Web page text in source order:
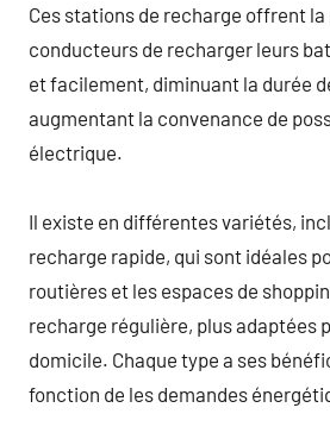
Ces stations de recharge offrent
conducteurs de recharger leurs
et facilement, diminuant la durée
augmentant la convenance de
électrique.
Il existe en différentes variétés,
recharge rapide, qui sont idéales
routières et les espaces de
recharge régulière, plus adaptées
domicile. Chaque type a ses
fonction de les demandes